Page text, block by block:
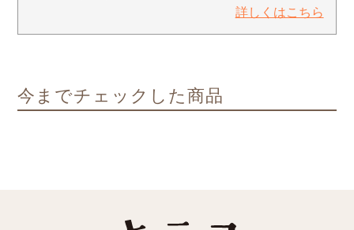
詳しくはこちら
今までチェックした商品